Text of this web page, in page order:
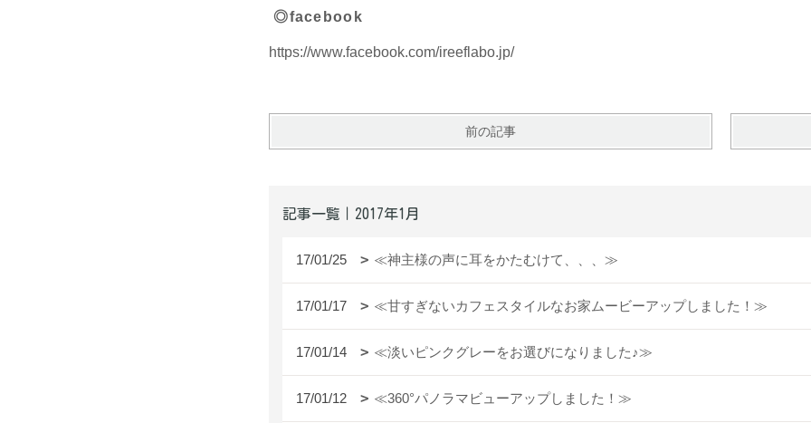
◎facebook
https://www.facebook.com/ireeflabo.jp/
前の記事
記事一覧｜2017年1月
17/01/25 ≪神主様の声に耳をかたむけて、、、≫
17/01/17 ≪甘すぎないカフェスタイルなお家ムービーアップしました！≫
17/01/14 ≪淡いピンクグレーをお選びになりました♪≫
17/01/12 ≪360°パノラマビューアップしました！≫